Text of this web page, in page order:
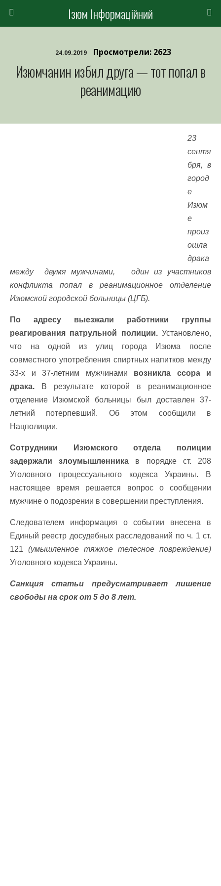
Ізюм Інформаційний
24.09.2019 Просмотрели: 2623
Изюмчанин избил друга — тот попал в
реанимацию
23
сентя
бря, в
город
е
Изюм
е
произ
ошла
драка
между двумя мужчинами, один из участников
конфликта попал в реанимационное отделение
Изюмской городской больницы (ЦГБ).
По адресу выезжали работники группы
реагирования патрульной полиции.Установлено,
что на одной из улиц города Изюма после
совместного употребления спиртных напитков между
33-х и 37-летним мужчинами возникла ссора и
драка. В результате которой в реанимационное
отделение Изюмской больницы был доставлен 37-
летний потерпевший. Об этом сообщили в
Нацполиции.
Сотрудники Изюмского отдела полиции
задержали злоумышленника в порядке ст. 208
Уголовного процессуального кодекса Украины. В
настоящее время решается вопрос о сообщении
мужчине о подозрении в совершении преступления.
Следователем информация о событии внесена в
Единый реестр досудебных расследований по ч. 1 ст.
121 (умышленное тяжкое телесное повреждение)
Уголовного кодекса Украины.
Санкция статьи предусматривает лишение
свободы на срок от 5 до 8 лет.